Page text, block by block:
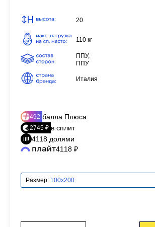
20
110 кг
ППУ,
ППУ
Италия
492 балла Плюса
2745 ₽ в сплит
4118 долями
4118 ₽
Размер: 100x200